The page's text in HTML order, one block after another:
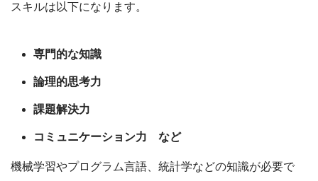
スキルは以下になります。
専門的な知識
論理的思考力
課題解決力
コミュニケーション力 など
機械学習やプログラム言語、統計学などの知識が必要で